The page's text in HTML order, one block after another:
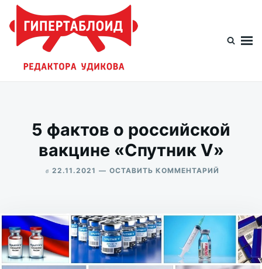
Перейти
содержимому
Искать:
5 фактов о российской
вакцине «Спутник V»
в 22.11.2021 ОСТАВИТЬ КОММЕНТАРИЙ
ВАКЦИНЕ